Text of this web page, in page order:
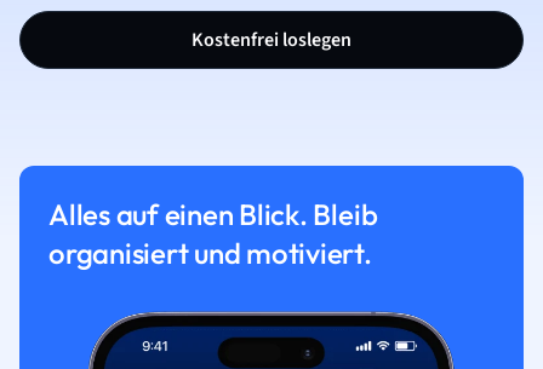
Kostenfrei loslegen
Alles auf einen Blick. Bleib
organisiert und motiviert.